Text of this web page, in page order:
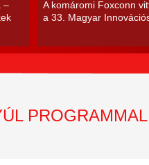
–
A komáromi Foxconn
a 33. Magyar